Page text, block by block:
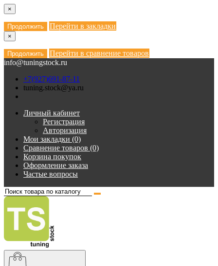
×
Продолжить Перейти в закладки
×
Продолжить
Перейти в сравнение товаров
info@tuningstock.ru
+7(927)691-87-11
tuning.stock@ya.ru
Личный кабинет
Регистрация
Авторизация
Мои закладки (0)
Сравнение товаров (0)
Корзина покупок
Оформление заказа
Частые вопросы